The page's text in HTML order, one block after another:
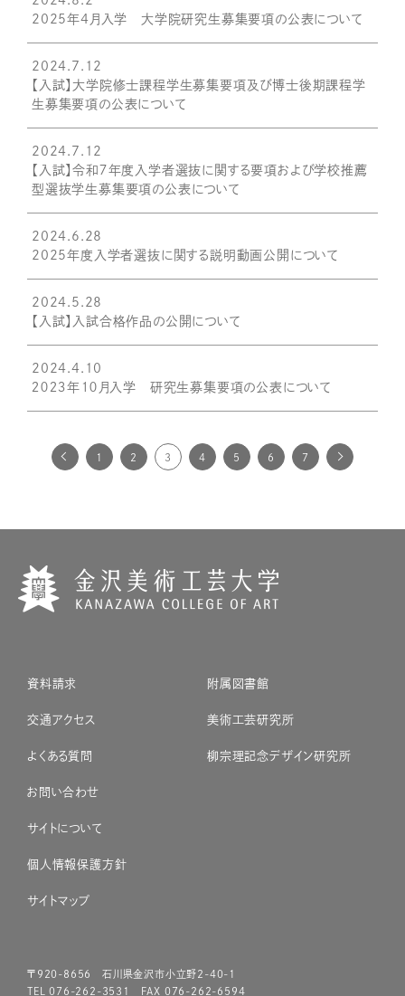
2025年4月入学 大学院研究生募集要項の公表について
2024.7.12
【入試】大学院修士課程学生募集要項及び博士後期課程学
生募集要項の公表について
2024.7.12
【入試】令和７年度入学者選抜に関する要項および学校推薦
型選抜学生募集要項の公表について
2024.6.28
2025年度入学者選抜に関する説明動画公開について
2024.5.28
【入試】入試合格作品の公開について
2024.4.10
２０２３年１０月入学 研究生募集要項の公表について
1 2 3 4 5 6 7
資料請求
交通アクセス
よくある質問
お問い合わせ
サイトについて
個人情報保護方針
サイトマップ
附属図書館
美術工芸研究所
柳宗理記念デザイン研究所
〒920-8656 石川県金沢市小立野2-40-1
TEL 076-262-3531 FAX 076-262-6594